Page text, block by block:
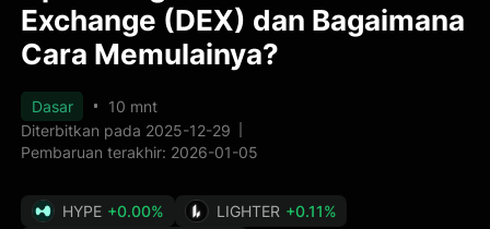
Exchange (DEX) dan Bagaimana
Cara Memulainya?
Dasar
10 mnt
Diterbitkan pada 2025-12-29
Pembaruan terakhir: 2026-01-05
HYPE +0.00% LIGHTER +0.11%